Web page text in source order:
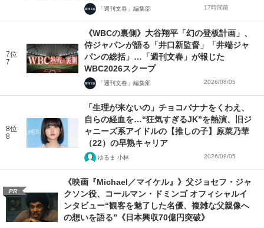
「週刊文春」編集部 17時間前
7位
7
《WBCの裏側》大谷翔平「幻の登板計画」、
侍ジャパンが語る「井口新監督」「井端ジャ
パンの総括」…「週刊文春」が報じた
WBC2026スクープ
「週刊文春」編集部 2026/08/05
8位
8
「生理が来ないの」チョコバナナをくわえ、
自らの経血を…“狂気すぎるJK”を熱演、旧ジ
ャニーズ系アイドルの【推しの子】原菜乃華
（22）の早熟キャリア
ゆるま 小林 2026/08/05
PR
《映画『Michael／マイケル』》父ジョセフ・ジャ
クソン役、コールマン・ドミンゴ オフィシャルイ
ンタビュー“観客を魅了した名優、複雑な父親像へ
の想いを語る”《日本興収70億円突破》